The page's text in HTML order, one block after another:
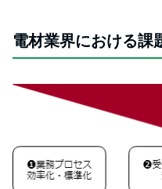
電材業界における課